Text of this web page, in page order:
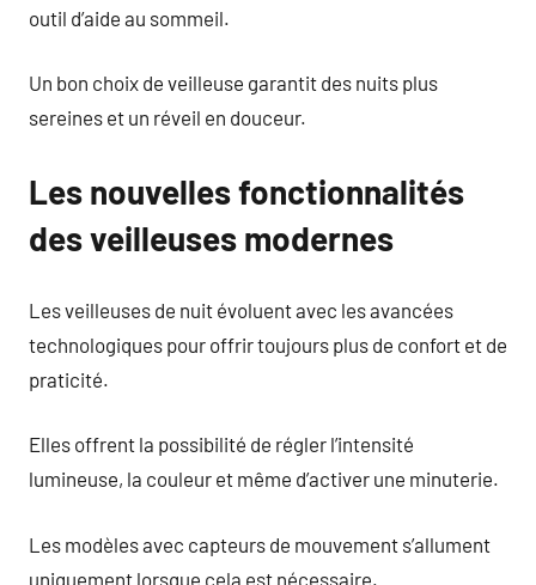
outil d’aide au sommeil.
Un bon choix de veilleuse garantit des nuits plus
sereines et un réveil en douceur.
Les nouvelles fonctionnalités
des veilleuses modernes
Les veilleuses de nuit évoluent avec les avancées
technologiques pour offrir toujours plus de confort et de
praticité.
Elles offrent la possibilité de régler l’intensité
lumineuse, la couleur et même d’activer une minuterie.
Les modèles avec capteurs de mouvement s’allument
uniquement lorsque cela est nécessaire.